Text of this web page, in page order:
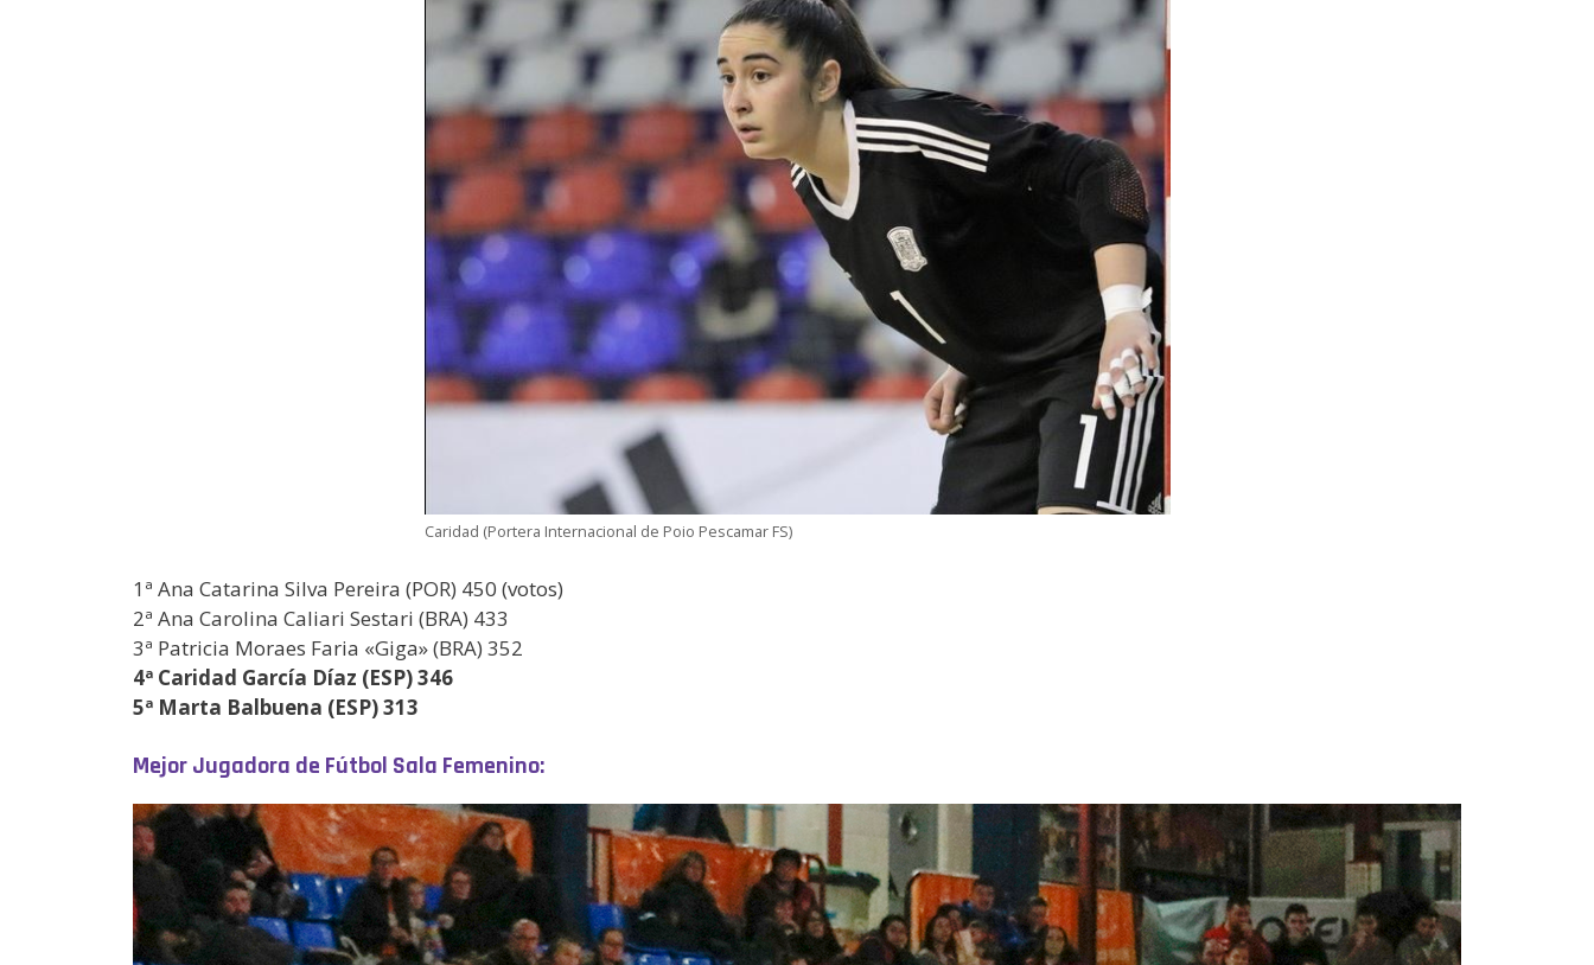
Caridad (Portera Internacional de Poio Pescamar FS)
1ª Ana Catarina Silva Pereira (POR) 450 (votos)
2ª Ana Carolina Caliari Sestari (BRA) 433
3ª Patricia Moraes Faria «Giga» (BRA) 352
4ª Caridad García Díaz (ESP) 346
5ª Marta Balbuena (ESP) 313
Mejor Jugadora de Fútbol Sala Femenino: